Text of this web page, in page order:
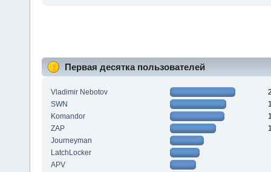
Первая десятка пользователей
Vladimir Nebotov
SWN
Komandor
ZAP
Journeyman
LatchLocker
APV